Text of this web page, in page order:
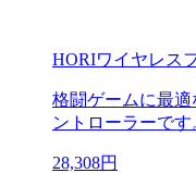
HORIワイヤレス
格闘ゲームに最
ントローラーです
28,308円